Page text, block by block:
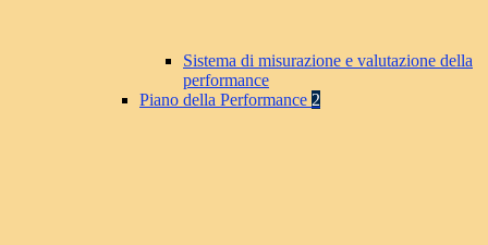
Sistema di misurazione e valutazione della
performance
Piano della Performance 2